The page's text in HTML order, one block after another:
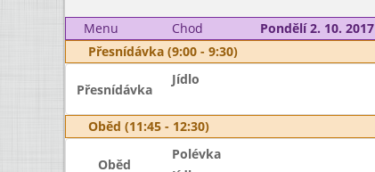
Menu
Chod Pondělí 2. 10. 2017
Přesnídávka (9:00 - 9:30)
Přesnídávka
Jídlo
Oběd (11:45 - 12:30)
Oběd
Polévka